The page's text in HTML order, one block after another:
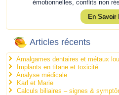
émotionnelles, conflits non
En Savoir
Articles récents
Amalgames dentaires et métaux
Implants en titane et toxicité
Analyse médicale
Karl et Marie
Calculs biliaires – signes &